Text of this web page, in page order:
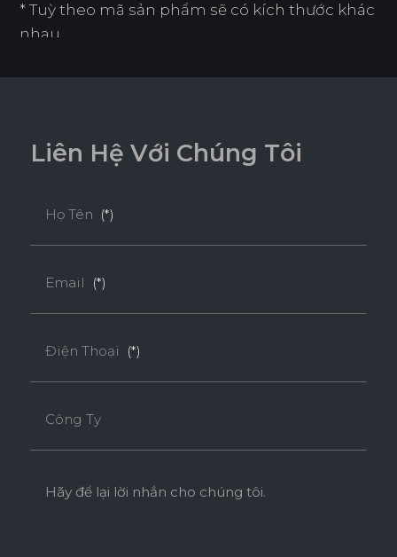
* Tuỳ theo mã sản phẩm sẽ có kích thước khác
nhau.
Test/ ISO 12460-1).
Liên Hệ Với Chúng Tôi
Họ Tên (*)
Email (*)
Điện Thoại (*)
Công Ty
Hãy để lại lời nhắn cho chúng tôi.